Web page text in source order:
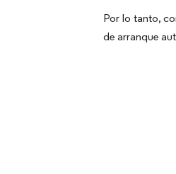
Por lo tanto,
de arranque